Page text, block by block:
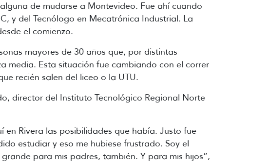
de mudarse a Montevideo. Fue ahí cuando
y del Tecnólogo en Mecatrónica Industrial. La
el comienzo.
mayores de 30 años que, por distintas
media. Esta situación fue cambiando con el correr
recién salen del liceo o la UTU.
director del Instituto Tecnológico Regional Norte
Rivera las posibilidades que había. Justo fue
estudiar y eso me hubiese frustrado. Soy el
para mis padres, también. Y para mis hijos”,